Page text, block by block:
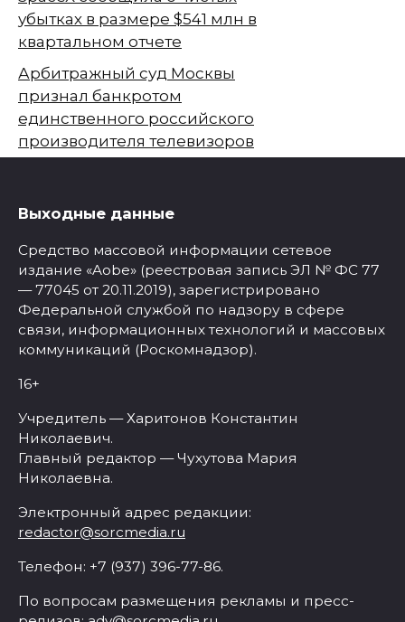
убытках в размере $541 млн в
квартальном отчете
Арбитражный суд Москвы
признал банкротом
единственного российского
производителя телевизоров
Выходные данные
Средство массовой информации сетевое
издание «Aobe» (реестровая запись ЭЛ № ФС 77
— 77045 от 20.11.2019), зарегистрировано
Федеральной службой по надзору в сфере
связи, информационных технологий и массовых
коммуникаций (Роскомнадзор).
16+
Учредитель — Харитонов Константин
Николаевич.
Главный редактор — Чухутова Мария
Николаевна.
Электронный адрес редакции:
redactor@sorcmedia.ru
Телефон: +7 (937) 396-77-86.
По вопросам размещения рекламы и пресс-